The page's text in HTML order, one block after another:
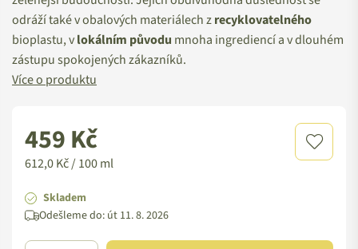
odráží také v obalových materiálech zrecyklovatelného
bioplastu, vlokálním původu mnoha ingrediencí a v dlouhém
zástupu spokojených zákazníků.
Více o produktu
Standardní
cena
459 Kč
612,0 Kč / 100 ml
Skladem
Odešleme do: út 11. 8. 2026